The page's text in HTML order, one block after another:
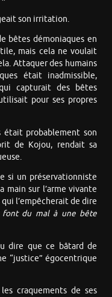
son irritation.
bêtes démoniaques en
mais cela ne voulait
Attaquer des humains
était inadmissible,
capturait des bêtes
pour ses propres
probablement son
de Kojou, rendait sa
si un préservationniste
main sur l’arme vivante
l’empêcherait de dire
font du mal à une bête
dire que ce bâtard de
“justice” égocentrique
craquements de ses